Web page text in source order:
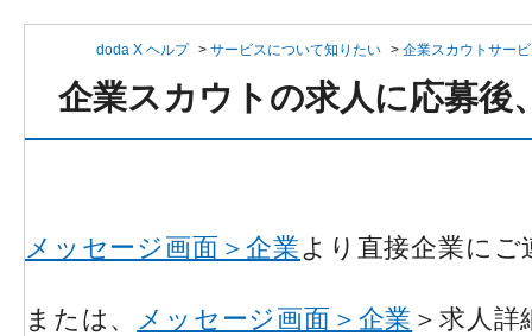
doda X ヘルプ > サービスについて知りたい > 企業スカウトサー
企業スカウトの求人に応募
メッセージ画面＞企業より直接企業に
または、 メッセージ画面＞企業 ＞求人